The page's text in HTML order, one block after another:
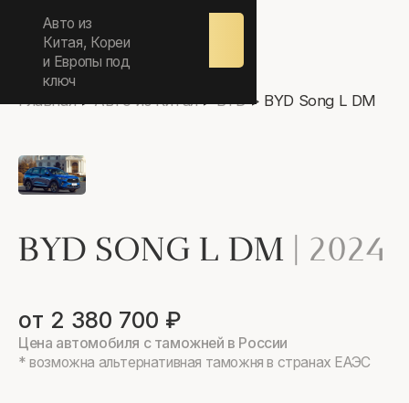
Авто из
Китая, Кореи
и Европы под
ключ
Оставить
заявку
Главная>Авто из Китая>BYD> BYD Song L DM
BYD SONG L DM | 2024
от 2 380 700 ₽
Цена автомобиля с таможней в России
* возможна альтернативная таможня в странах ЕАЭС